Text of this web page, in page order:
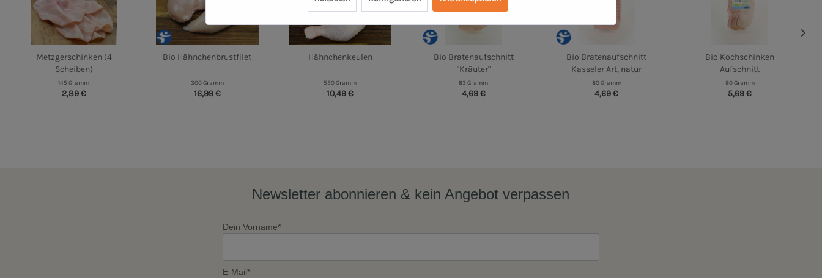
Metzgerschinken (4
Scheiben)
145 Gramm
2,89 €
Bio Hähnchenbrustfilet
300 Gramm
16,99 €
Hähnchenkeulen
550 Gramm
10,49 €
Bio Bratenaufschnitt
"Kräuter"
83 Gramm
4,69 €
Bio Bratenaufschnitt
Kasseler Art, natur
80 Gramm
4,69 €
Bio Kochschinken
Aufschnitt
80 Gramm
5,69 €
Newsletter abonnieren & kein Angebot verpassen
Dein Vorname*
E-Mail*